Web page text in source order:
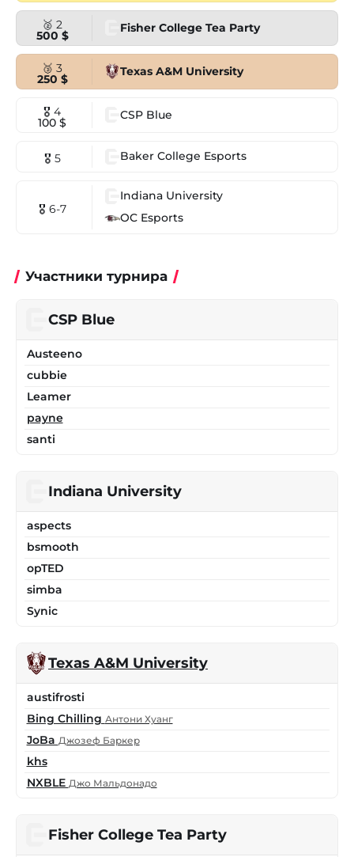
🥈 2
500 $
Fisher College Tea Party
🥉 3
250 $
Texas A&M University
🎖 4
100 $
CSP Blue
🎖 5 Baker College Esports
🎖 6-7
Indiana University
OC Esports
Участники турнира
CSP Blue
Austeeno
cubbie
Leamer
payne
santi
Indiana University
aspects
bsmooth
opTED
simba
Synic
Texas A&M University
austifrosti
Bing Chilling Антони Хуанг
JoBa Джозеф Баркер
khs
NXBLE Джо Мальдонадо
Fisher College Tea Party